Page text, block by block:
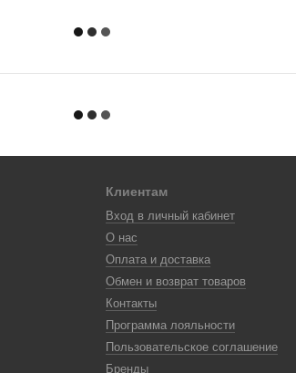
Клиентам
Вход в личный кабинет
О нас
Оплата и доставка
Обмен и возврат товаров
Контакты
Программа лояльности
Пользовательское соглашение
Бренды